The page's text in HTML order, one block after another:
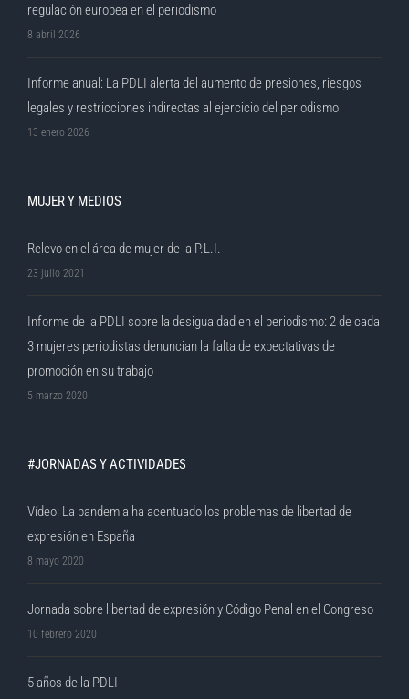
regulación europea en el periodismo
8 abril 2026
Informe anual: La PDLI alerta del aumento de presiones, riesgos
legales y restricciones indirectas al ejercicio del periodismo
13 enero 2026
MUJER Y MEDIOS
Relevo en el área de mujer de la P.L.I.
23 julio 2021
Informe de la PDLI sobre la desigualdad en el periodismo: 2 de cada
3 mujeres periodistas denuncian la falta de expectativas de
promoción en su trabajo
5 marzo 2020
#JORNADAS Y ACTIVIDADES
Vídeo: La pandemia ha acentuado los problemas de libertad de
expresión en España
8 mayo 2020
Jornada sobre libertad de expresión y Código Penal en el Congreso
10 febrero 2020
5 años de la PDLI